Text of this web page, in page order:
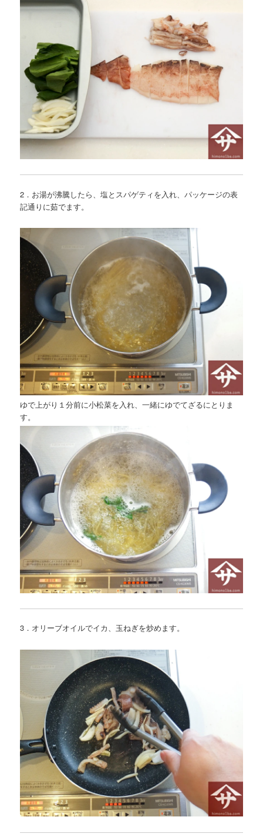
2．お湯が沸騰したら、塩とスパゲティを入れ、パッケージの表
記通りに茹でます。
ゆで上がり１分前に小松菜を入れ、一緒にゆでてざるにとりま
す。
3．オリーブオイルでイカ、玉ねぎを炒めます。